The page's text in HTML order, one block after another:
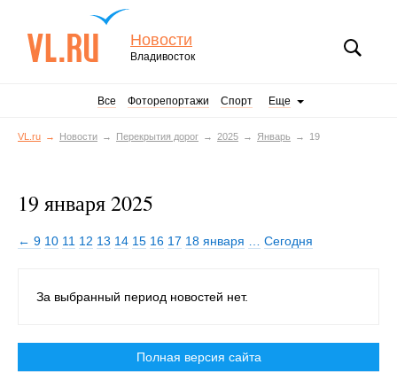
Новости
Владивосток
Все Фоторепортажи Спорт Еще
VL.ru Новости Перекрытия дорог 2025 Январь 19
19 января 2025
← 9 10 11 12 13 14 15 16 17 18 января Сегодня
За выбранный период новостей нет.
Полная версия сайта